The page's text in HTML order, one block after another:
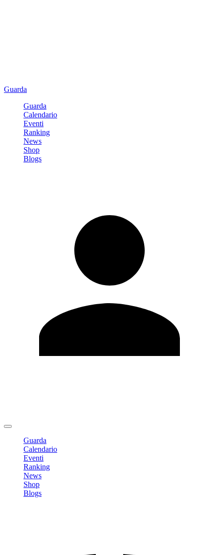
Guarda
Guarda
Calendario
Eventi
Ranking
News
Shop
Blogs
Guarda
Calendario
Eventi
Ranking
News
Shop
Blogs